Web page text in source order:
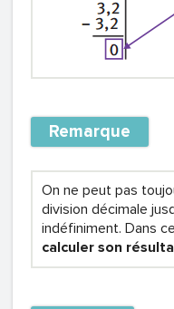
Remarque
On ne peut pas
division décimale
indéfiniment. Dans
calculer son